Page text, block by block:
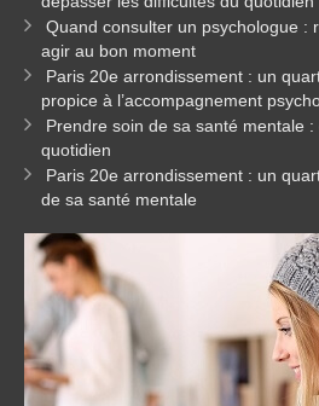
Quand consulter un psychologue :
agir au bon moment
Paris 20e arrondissement : un
propice à l’accompagnement
Prendre soin de sa santé mentale
quotidien
Paris 20e arrondissement : un
de sa santé mentale